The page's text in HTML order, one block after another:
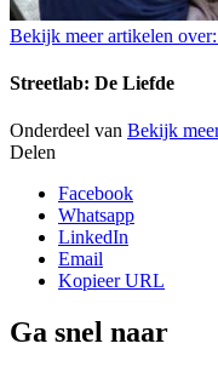
Bekijk meer artikelen over:
Streetlab: De Liefde
Onderdeel van Bekijk
Delen
Facebook
Whatsapp
LinkedIn
Email
Kopieer URL
Ga snel naar